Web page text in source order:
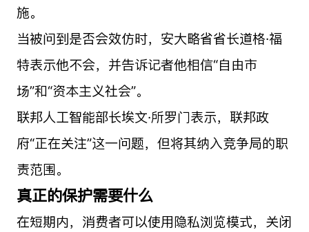
施。
当被问到是否会效仿时，安大略省省长道格·福
特表示他不会，并告诉记者他相信“自由市
场”和“资本主义社会”。
联邦人工智能部长埃文·所罗门表示，联邦政
府“正在关注”这一问题，但将其纳入竞争局的职
责范围。
真正的保护需要什么
在短期内，消费者可以使用隐私浏览模式，关闭